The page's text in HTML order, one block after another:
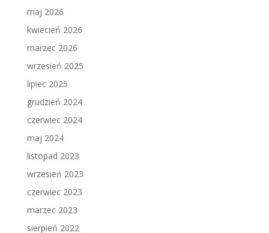
maj 2026
kwiecień 2026
marzec 2026
wrzesień 2025
lipiec 2025
grudzień 2024
czerwiec 2024
maj 2024
listopad 2023
wrzesień 2023
czerwiec 2023
marzec 2023
sierpień 2022